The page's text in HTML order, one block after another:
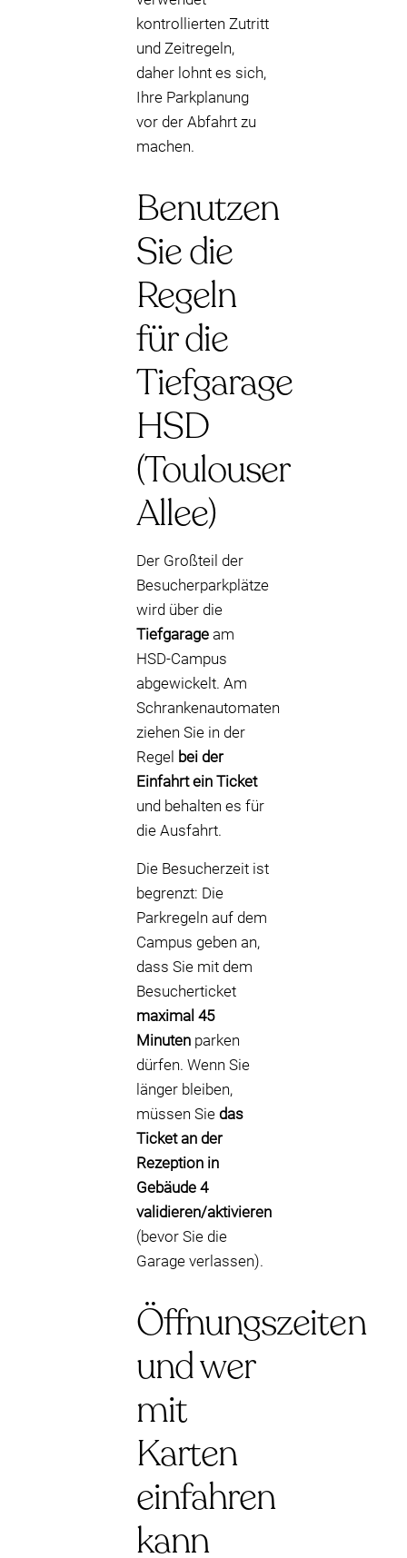
kontrollierten Zutritt
und Zeitregeln,
daher lohnt es sich,
Ihre Parkplanung
vor der Abfahrt zu
machen.
Benutzen
Sie die
Regeln
für die
Tiefgarage
HSD
(Toulouser
Allee)
Der Großteil der
Besucherparkplätze
wird über die
Tiefgarage am
HSD-Campus
abgewickelt. Am
Schrankenautomaten
ziehen Sie in der
Regel bei der
Einfahrt ein Ticket
und behalten es für
die Ausfahrt.
Die Besucherzeit ist
begrenzt: Die
Parkregeln auf dem
Campus geben an,
dass Sie mit dem
Besucherticket
maximal 45
Minuten parken
dürfen. Wenn Sie
länger bleiben,
müssen Sie das
Ticket an der
Rezeption in
Gebäude 4
validieren/aktivieren
(bevor Sie die
Garage verlassen).
Öffnungszeiten
und wer
mit
Karten
einfahren
kann